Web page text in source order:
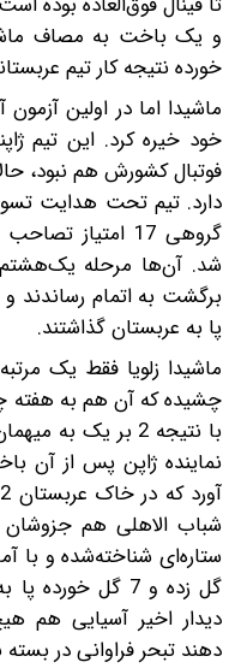
خورده نتیجه کار تیم
ماشیدا اما در اولین
فوتبال کشورش هم نبود،
دارد. تیم تحت هدایت
گروهی 17
شد. آن‌ها مرحله یک‌هشتم
برگشت به اتمام رساندند
پا به عربستان گذاشتند.
ماشیدا زلویا فقط یک
چشیده که آن هم به هفته
با نتیجه 2 بر یک
شباب الاهلی هم جزوشان
دیدار اخیر آسیایی هم
دهند تبحر فراوانی در